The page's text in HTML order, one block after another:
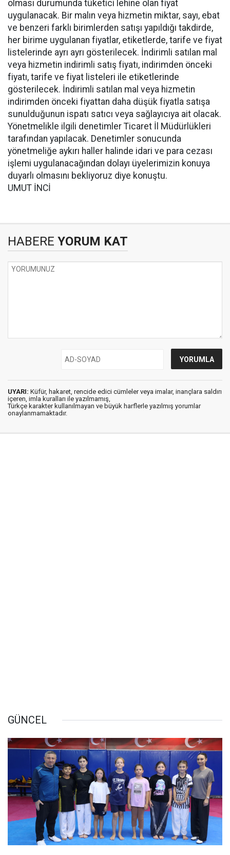
olması durumunda tüketici lehine olan fiyat
uygulanacak. Bir malın veya hizmetin miktar, sayı, ebat
ve benzeri farklı birimlerden satışı yapıldığı takdirde,
her birime uygulanan fiyatlar, etiketlerde, tarife ve fiyat
listelerinde ayrı ayrı gösterilecek. İndirimli satılan mal
veya hizmetin indirimli satış fiyatı, indirimden önceki
fiyatı, tarife ve fiyat listeleri ile etiketlerinde
gösterilecek. İndirimli satılan mal veya hizmetin
indirimden önceki fiyattan daha düşük fiyatla satışa
sunulduğunun ispatı satıcı veya sağlayıcıya ait olacak.
Yönetmelikle ilgili denetimler Ticaret İl Müdürlükleri
tarafından yapılacak. Denetimler sonucunda
yönetmeliğe aykırı haller halinde idari ve para cezası
işlemi uygulanacağından dolayı üyelerimizin konuya
duyarlı olmasını bekliyoruz diye konuştu.
UMUT İNCİ
HABERE YORUM KAT
UYARI: Küfür, hakaret, rencide edici cümleler veya imalar, inançlara saldırı
içeren, imla kuralları ile yazılmamış,
Türkçe karakter kullanılmayan ve büyük harflerle yazılmış yorumlar
onaylanmamaktadır.
GÜNCEL